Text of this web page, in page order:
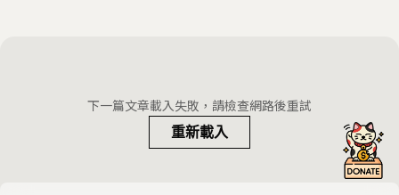
下一篇文章載入失敗，請檢查網路後重試
重新載入